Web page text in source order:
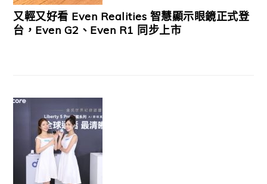
又輕又好看 Even Realities 智慧顯示眼鏡正式登
台，Even G2、Even R1 同步上市